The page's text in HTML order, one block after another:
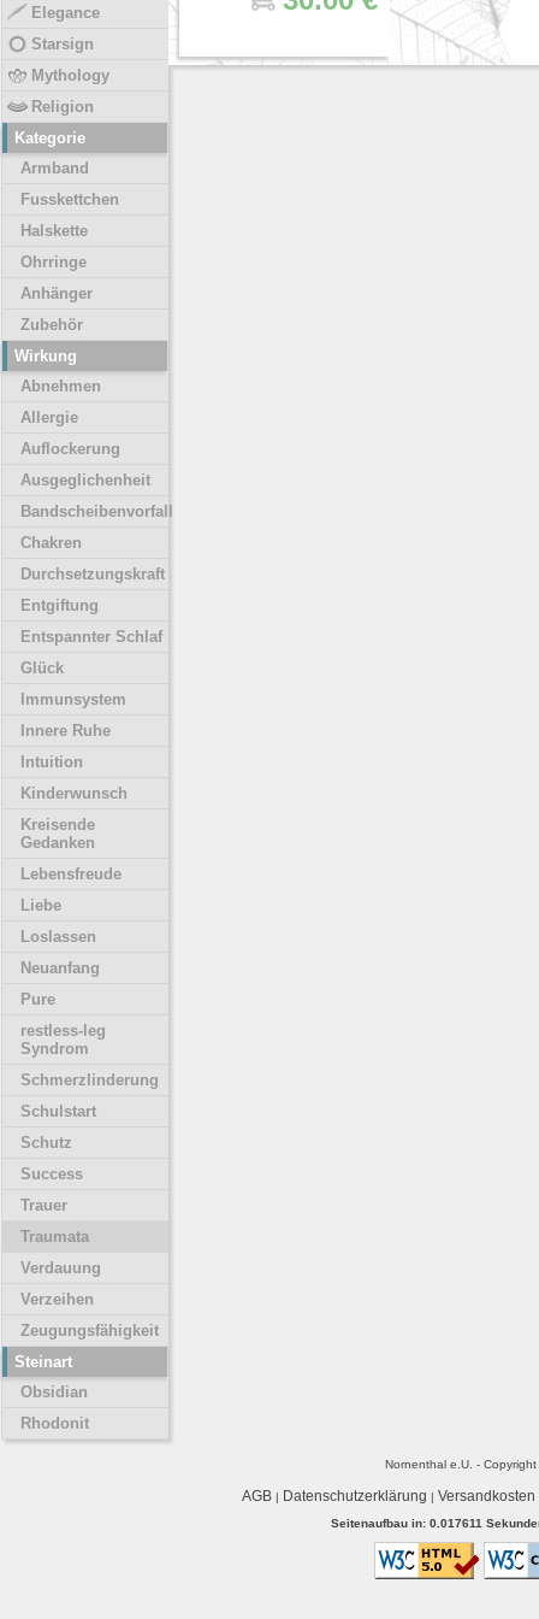
Elegance
Starsign
Mythology
Religion
Kategorie
Armband
Fusskettchen
Halskette
Ohrringe
Anhänger
Zubehör
Wirkung
Abnehmen
Allergie
Auflockerung
Ausgeglichenheit
Bandscheibenvorfall
Chakren
Durchsetzungskraft
Entgiftung
Entspannter Schlaf
Glück
Immunsystem
Innere Ruhe
Intuition
Kinderwunsch
Kreisende
Gedanken
Lebensfreude
Liebe
Loslassen
Neuanfang
Pure
restless-leg
Syndrom
Schmerzlinderung
Schulstart
Schutz
Success
Trauer
Traumata
Verdauung
Verzeihen
Zeugungsfähigkeit
Steinart
Obsidian
Rhodonit
Nornenthal e.U. -
AGB| Datenschutzerklärung | Versandkosten
Seitenaufbau in: 0.017611